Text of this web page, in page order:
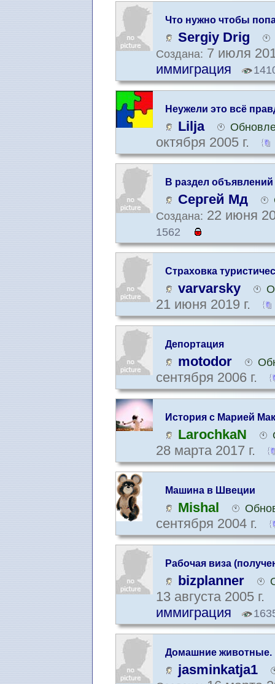
Что нужно чтобы
Sergiy Drig
Создана: 7 июля
иммиграция
Неужели это всё
Lilja
октября 2005 г.
В раздел
Сергей Мд
Создана: 22 июня
1562
Cтраховка
varvarsky
21 июня 2019 г.
Депортация
motodor
сентября 2006 г.
История с Марией
LarochkaN
28 марта 2017 г.
Машина в Швеции
Mishal
сентября 2004 г.
Рабочая виза
bizplanner
13 августа 2005 г.
иммиграция
Домашние животные.
животных
jasminkatja1